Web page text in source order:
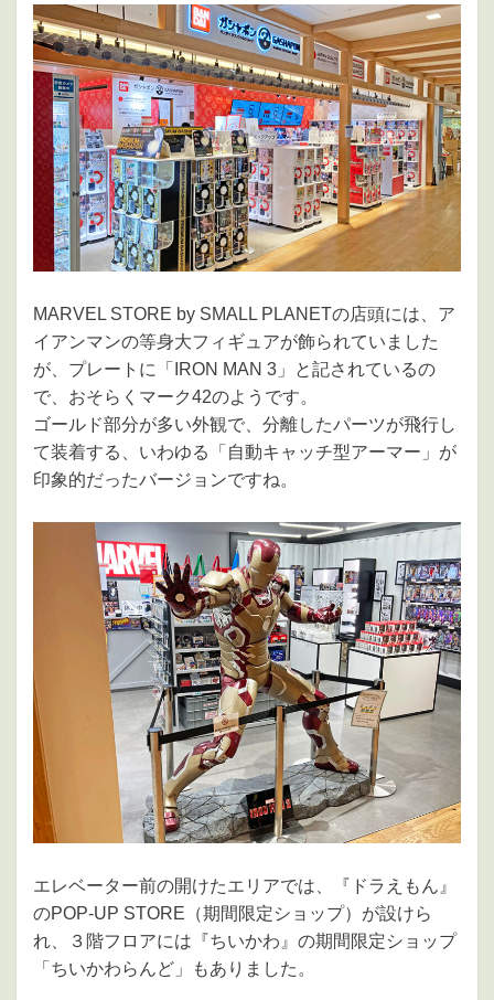
MARVEL STORE by SMALL PLANETの店頭には、ア
イアンマンの等身大フィギュアが飾られていました
が、プレートに「IRON MAN 3」と記されているの
で、おそらくマーク42のようです。
ゴールド部分が多い外観で、分離したパーツが飛行し
て装着する、いわゆる「自動キャッチ型アーマー」が
印象的だったバージョンですね。
エレベーター前の開けたエリアでは、『ドラえもん』
のPOP-UP STORE（期間限定ショップ）が設けら
れ、３階フロアには『ちいかわ』の期間限定ショップ
「ちいかわらんど」もありました。